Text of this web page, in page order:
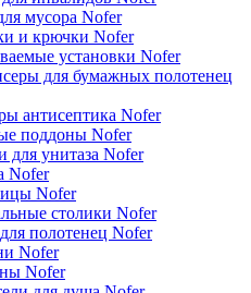
мусора Nofer
и крючки Nofer
установки Nofer
для бумажных полотенец
антисептика Nofer
поддоны Nofer
для унитаза Nofer
Nofer
Nofer
столики Nofer
полотенец Nofer
Nofer
Nofer